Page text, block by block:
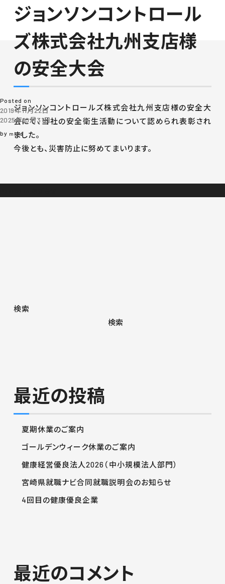
月:2019年11月
ジョンソンコントロール
ズ株式会社九州支店様
の安全大会
Posted on
2019年11月22日
2025年10月31日
by mkkd
ジョンソンコントロールズ株式会社九州支店様の安全大
会にて、当社の安全衛生活動について認められ表彰され
ました。
今後とも、災害防止に努めてまいります。
検索
検索
最近の投稿
夏期休業のご案内
ゴールデンウィーク休業のご案内
健康経営優良法人2026（中小規模法人部門）
宮崎県就職ナビ合同就職説明会のお知らせ
4回目の健康優良企業
最近のコメント